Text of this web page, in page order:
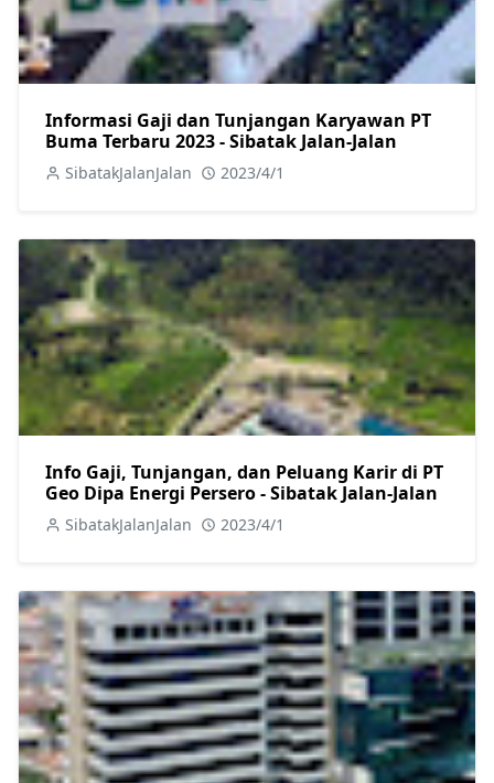
Informasi Gaji dan Tunjangan Karyawan PT
Buma Terbaru 2023 - Sibatak Jalan-Jalan
SibatakJalanJalan 2023/4/1
Info Gaji, Tunjangan, dan Peluang Karir di PT
Geo Dipa Energi Persero - Sibatak Jalan-Jalan
SibatakJalanJalan 2023/4/1